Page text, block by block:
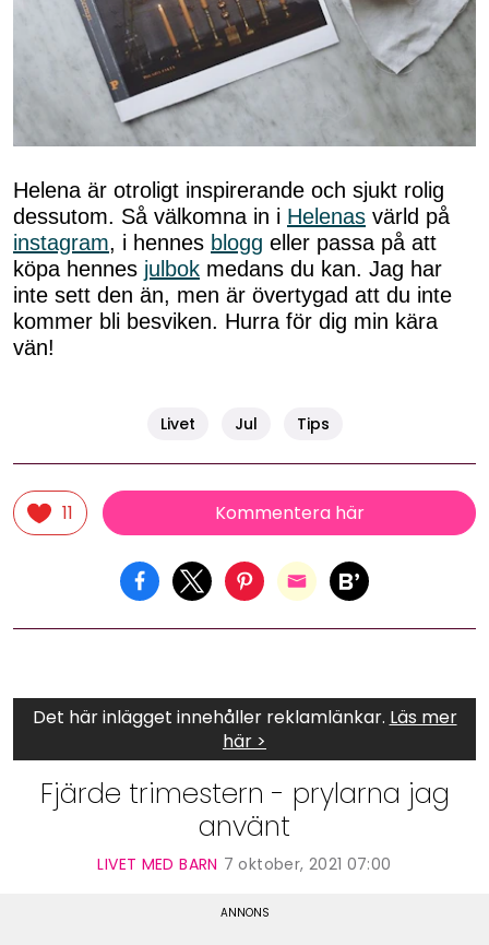
Helena är otroligt inspirerande och sjukt rolig
dessutom. Så välkomna in i Helenas värld på
instagram, i hennes blogg eller passa på att
köpa hennes julbok medans du kan. Jag har
inte sett den än, men är övertygad att du inte
kommer bli besviken. Hurra för dig min kära
vän!
Livet Jul Tips
11 Kommentera här
Det här inlägget innehåller reklamlänkar. Läs mer
här >
Fjärde trimestern - prylarna jag
använt
LIVET MED BARN 7 oktober, 2021 07:00